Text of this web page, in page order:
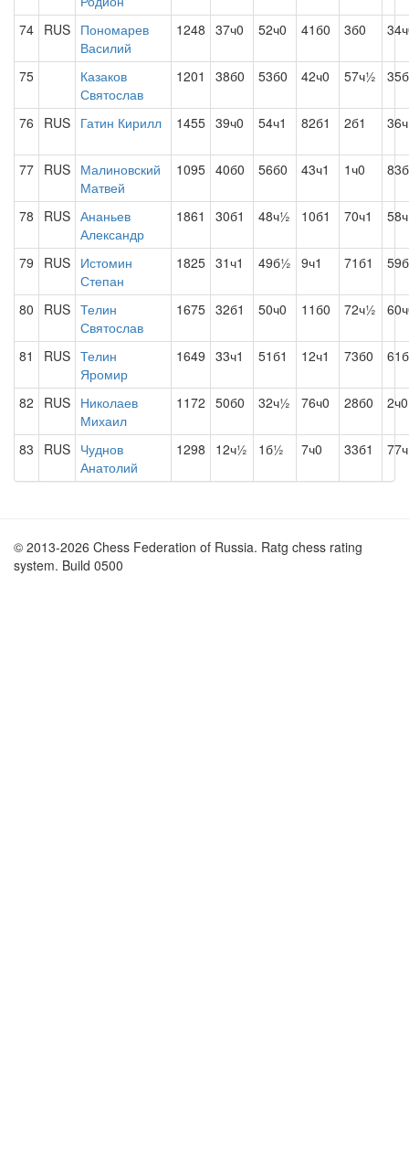
74 RUS Пономарев
Василий
1248 37ч0 52ч0 41б0 3б0
75
Казаков
Святослав
1201 38б0 53б0 42ч0 57ч½
76 RUS Гатин Кирилл 1455 39ч0 54ч1 82б1 2б1
77 RUS Малиновский
Матвей
1095 40б0 56б0 43ч1 1ч0
78 RUS Ананьев
Александр
1861 30б1 48ч½ 10б1 70ч1
79 RUS Истомин
Степан
1825 31ч1 49б½ 9ч1 71б1
80 RUS Телин
Святослав
1675 32б1 50ч0 11б0 72ч½
81 RUS Телин
Яромир
1649 33ч1 51б1 12ч1 73б0
82 RUS Николаев
Михаил
1172 50б0 32ч½ 76ч0 28б0 2ч0
83 RUS Чуднов
Анатолий
1298 12ч½ 1б½ 7ч0 33б1
© 2013-2026 Chess Federation of Russia. Ratg chess rating
system. Build 0500